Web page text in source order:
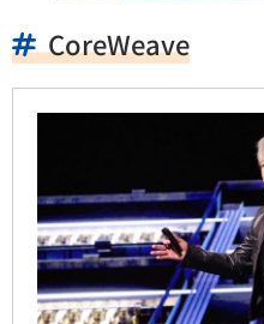
CoreWeave